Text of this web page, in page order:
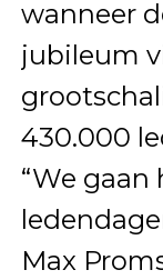
wanneer
jubileum
430.000
“We
Max